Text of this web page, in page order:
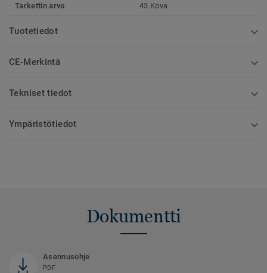
Tarkettin arvo 43 Kova
Tuotetiedot
CE-Merkintä
Tekniset tiedot
Ympäristötiedot
Dokumentti
Asennusohje
PDF